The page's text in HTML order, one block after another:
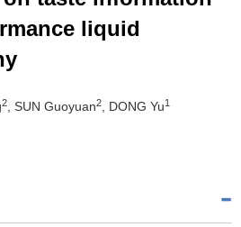
liquid
2, SUN Guoyuan2, DONG Yu1